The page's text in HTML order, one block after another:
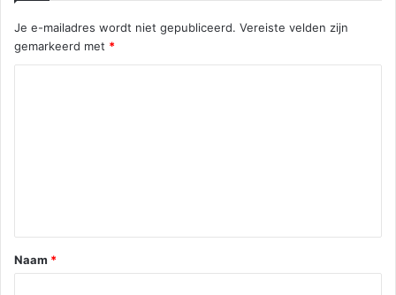
Je e-mailadres wordt niet gepubliceerd. Vereiste velden zijn
gemarkeerd met *
Naam *